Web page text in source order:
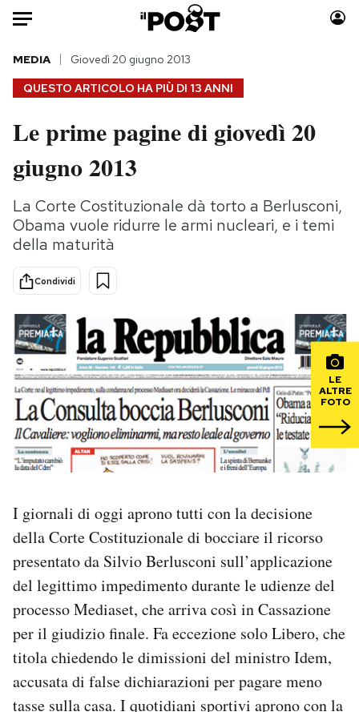
Auto
HOME
Italia
Politica
Tecnologia
Internet
Scienza
Cultura
Economia
Sport
Moda
Storie/Idee
Ok Boomer!
Mondiali calcio 2026
PODCAST
NEWSLETTER
CALENDARIO
AREA PERSONALE
Area Personale
QUESTO ARTICOLO HA PIÙ DI 13 ANNI
MEDIA Giovedì 20 giugno 2013
Le prime pagine di giovedì 20
giugno 2013
La Corte Costituzionale dà torto a Berlusconi,
Obama vuole ridurre le armi nucleari, e i temi
della maturità
Condividi
LE
ALTRE
FOTO
I giornali di oggi aprono tutti con la decisione
della Corte Costituzionale di bocciare il ricorso
presentato da Silvio Berlusconi sull’applicazione
del legittimo impedimento durante le udienze del
processo Mediaset, che arriva così in Cassazione
per il giudizio finale. Fa eccezione solo Libero, che
titola chiedendo le dimissioni del ministro Idem,
accusata di false dichiarazioni per pagare meno
tasse sulla casa. I quotidiani sportivi aprono con la